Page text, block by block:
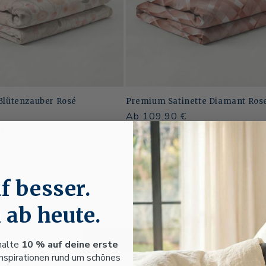
Rosé Premium Satinette Diamant
Normaler
Preis
Ab 109,90 €
Normaler
Preis
Verkaufspreis
Ab 109,90 €
Alle anzeigen
besser.
heute.
10 % auf deine erste
rund um schönes